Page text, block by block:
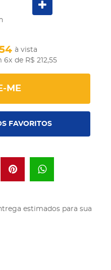
à vista
6x de R$ 212,55
ME
FAVORITOS
estimados para sua